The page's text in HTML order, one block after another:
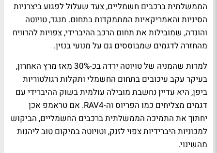
הממשלתית ברכבים חשמליים, צעד שעלול לפגוע ביצרניות
הסיניות והאמריקאיות המתמקדות בתחום. מנגד, טויוטה
והונדה, שמובילות את תחום הרכב ההיברידי, צפויות להרוויח
מהחזרה לדגמים שמבוססים גם על מנועי בנזין.
למרות שהמניה של טויוטה ירדה בכ-30% מאז מרץ האחרון,
בעיקר עקב עיכובים בתחום החשמלי ותקלות רגולטוריות
ביפן, היא עדיין נחשבת מובילה עולמית בשוק ההיברידי עם
דגמים מצליחים כמו הפריוס וה-RAV4. אם טראמפ אכן
יחתוך את התמיכה הממשלתית ברכבים החשמליים, הביקוש
למכוניות היברידיות צפוי לזנק, וטויוטה במיקום טוב ליהנות
מהשינוי.